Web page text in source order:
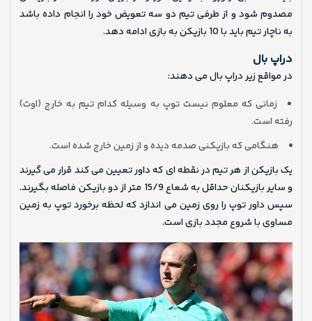
مصدوم شود و از طرفی تیم دو سه تعویض خود را انجام داده باشد
به ناچار تیم باید با 10 بازیکن به بازی ادامه دهد.
دراپ بال
در مواقع زیر دراپ بال می دهند:
زمانی که معلوم نیست توپ به وسیله کدام تیم به خارج (اوت)
رفته است.
هنگامی که بازیکنی صدمه دیده و از زمین خارج شده است.
یک بازیکن از هر تیم در نقطه ای که داور تعیین می کند قرار می گیرند
و سایر بازیکنان حداقل به شعاع 15/9 متر از دو بازیکن فاصله بگیرند.
سپس داور توپ را روی زمین می اندازد که لحظه برخورد توپ به زمین
مساوی با شروع مجدد بازی است.